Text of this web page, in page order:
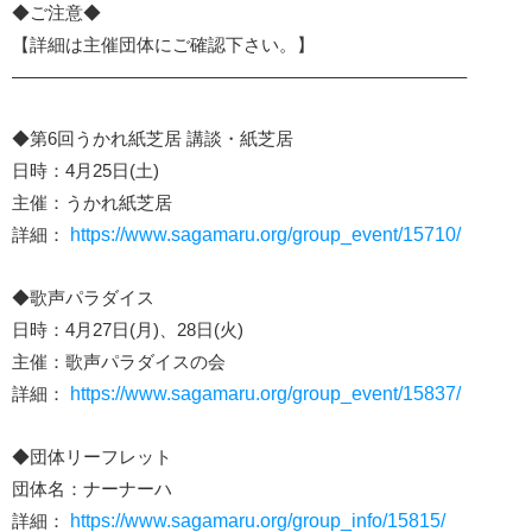
◆ご注意◆
【詳細は主催団体にご確認下さい。】
—————————————————————————–
◆第6回うかれ紙芝居 講談・紙芝居
日時：4月25日(土)
主催：うかれ紙芝居
詳細：
https://www.sagamaru.org/group_event/15710/
◆歌声パラダイス
日時：4月27日(月)、28日(火)
主催：歌声パラダイスの会
詳細：
https://www.sagamaru.org/group_event/15837/
◆団体リーフレット
団体名：ナーナーハ
詳細：
https://www.sagamaru.org/group_info/15815/